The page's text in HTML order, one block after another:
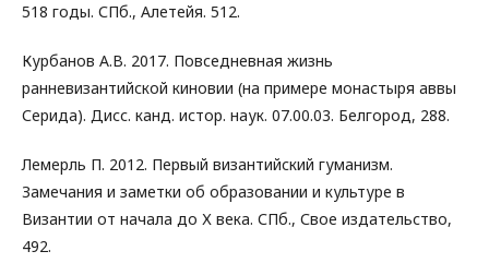
518 годы. СПб., Алетейя. 512.
Курбанов А.В. 2017. Повседневная жизнь
ранневизантийской киновии (на примере монастыря аввы
Серида). Дисс. канд. истор. наук. 07.00.03. Белгород, 288.
Лемерль П. 2012. Первый византийский гуманизм.
Замечания и заметки об образовании и культуре в
Византии от начала до Х века. СПб., Свое издательство,
492.